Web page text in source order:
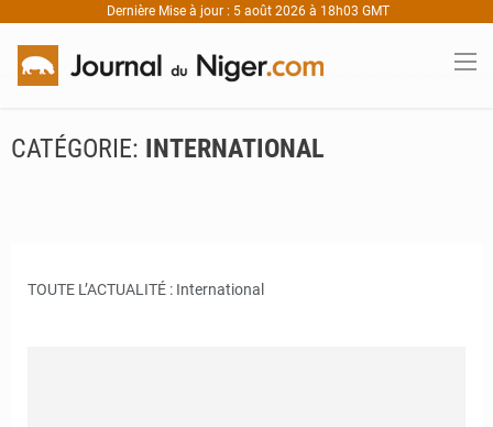
Dernière Mise à jour : 5 août 2026 à 18h03 GMT
CATÉGORIE: INTERNATIONAL
TOUTE L’ACTUALITÉ : International